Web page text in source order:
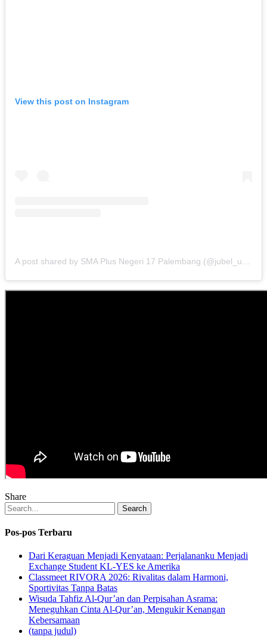
View this post on Instagram
Share
Search
Pos-pos Terbaru
Dari Keraguan Menjadi Kenyataan: Perjalananku Menjadi
Exchange Student KL-YES ke Amerika
Classmeet RIVORA 2026: Rivalitas dalam Harmoni,
Sportivitas Tanpa Batas
Wisuda Tahfiz Al-Qur’an dan Perpisahan Asrama:
Meneguhkan Cinta Al-Qur’an, Mengukir Kenangan
Kebersamaan
(tanpa judul)